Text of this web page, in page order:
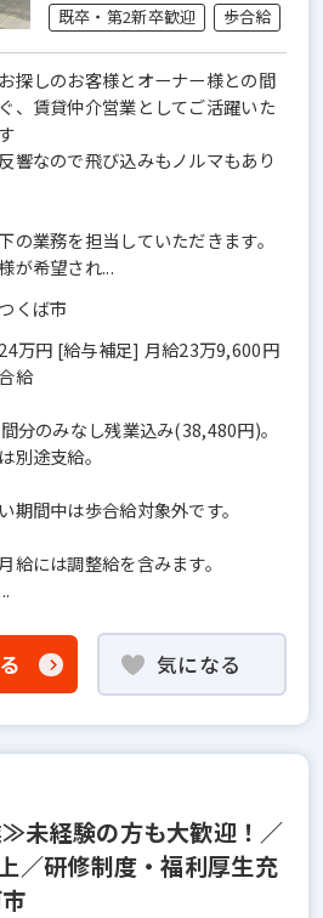
既卒・第2新卒歓迎
歩合給
探しのお客様とオーナー様との間
、賃貸仲介営業としてご活躍いた
響なので飛び込みもノルマもあり
の業務を担当していただきます。
が希望され...
くば市
万円 [給与補足] 月給23万9,600円
給
分のみなし残業込み(38,480円)。
別途支給。
期間中は歩合給対象外です。
給には調整給を含みます。
気になる
未経験の方も大歓迎！／
／研修制度・福利厚生充